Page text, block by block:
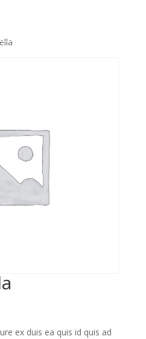
ex duis ea quis id quis ad